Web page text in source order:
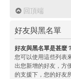
回頂端
好友與黑名單
好友與黑名單是甚麼
您可以使用這些列表
出您新增的好友，方
的支援下，您的好友